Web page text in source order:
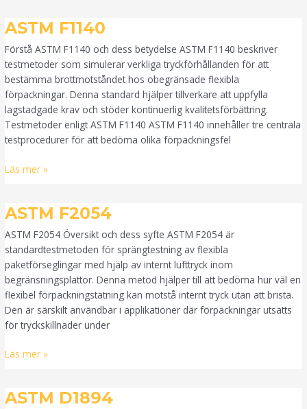
ASTM F1140
Förstå ASTM F1140 och dess betydelse ASTM F1140 beskriver
testmetoder som simulerar verkliga tryckförhållanden för att
bestämma brottmotståndet hos obegränsade flexibla
förpackningar. Denna standard hjälper tillverkare att uppfylla
lagstadgade krav och stöder kontinuerlig kvalitetsförbättring.
Testmetoder enligt ASTM F1140 ASTM F1140 innehåller tre centrala
testprocedurer för att bedöma olika förpackningsfel
ASTM
Läs mer »
ASTM F2054
ASTM F2054 Översikt och dess syfte ASTM F2054 är
standardtestmetoden för sprängtestning av flexibla
paketförseglingar med hjälp av internt lufttryck inom
begränsningsplattor. Denna metod hjälper till att bedöma hur väl en
flexibel förpackningstätning kan motstå internt tryck utan att brista.
Den är särskilt användbar i applikationer där förpackningar utsätts
för tryckskillnader under
ASTM
Läs mer »
ASTM D1894
ASTM